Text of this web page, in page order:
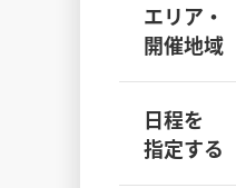
エリア・
開催地域
日程を
指定する